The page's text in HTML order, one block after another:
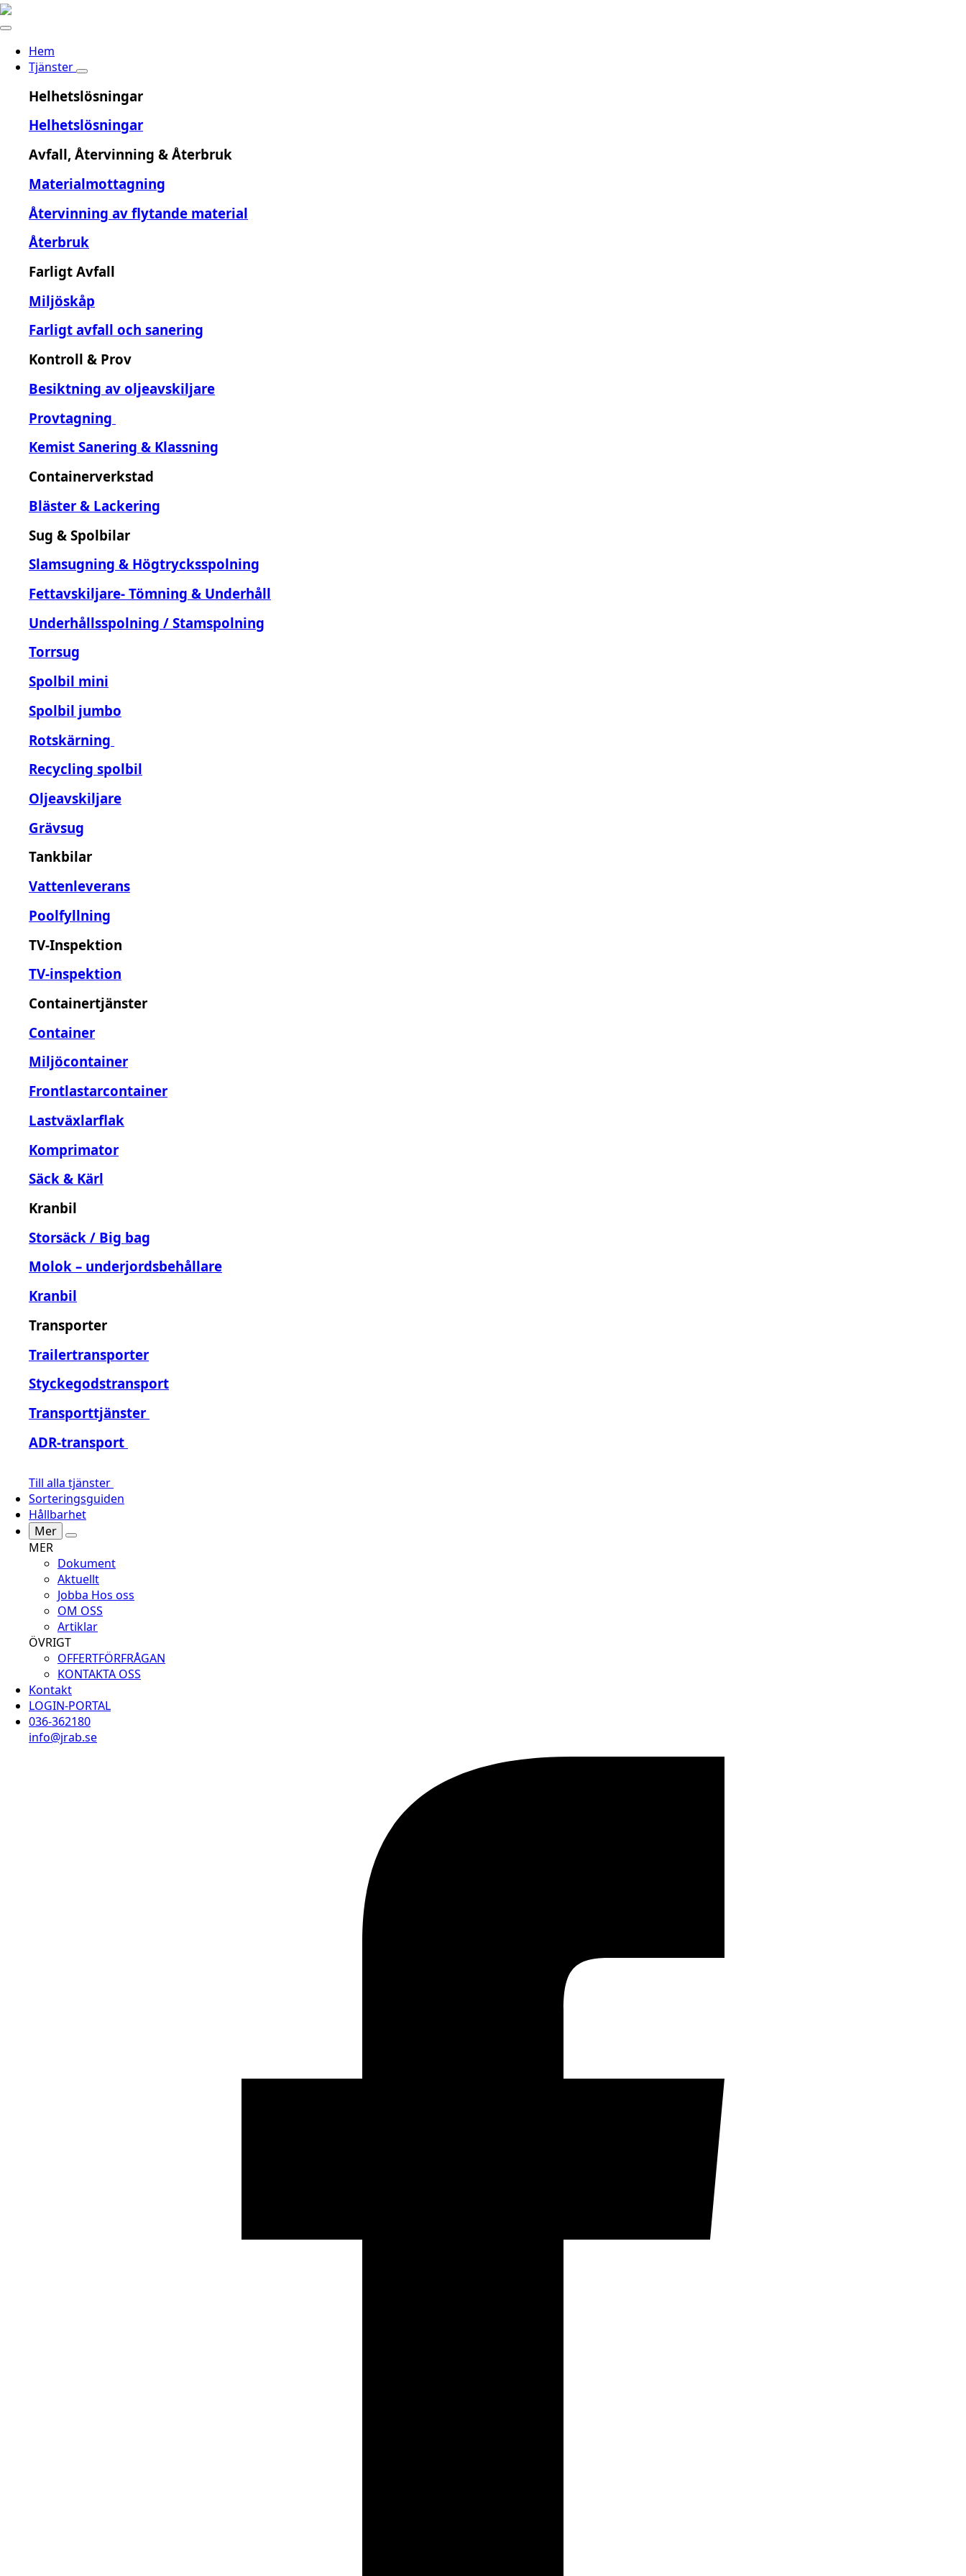
Hem
Tjänster
Helhetslösningar
Helhetslösningar
Avfall, Återvinning & Återbruk
Materialmottagning
Återvinning av flytande material
Återbruk
Farligt Avfall
Miljöskåp
Farligt avfall och sanering
Kontroll & Prov
Besiktning av oljeavskiljare
Provtagning
Kemist Sanering & Klassning
Containerverkstad
Bläster & Lackering
Sug & Spolbilar
Slamsugning & Högtrycksspolning
Fettavskiljare- Tömning & Underhåll
Underhållsspolning / Stamspolning
Torrsug
Spolbil mini
Spolbil jumbo
Rotskärning
Recycling spolbil
Oljeavskiljare
Grävsug
Tankbilar
Vattenleverans
Poolfyllning
TV-Inspektion
TV-inspektion
Containertjänster
Container
Miljöcontainer
Frontlastarcontainer
Lastväxlarflak
Komprimator
Säck & Kärl
Kranbil
Storsäck / Big bag
Molok – underjordsbehållare
Kranbil
Transporter
Trailertransporter
Styckegodstransport
Transporttjänster
ADR-transport
Till alla tjänster
Sorteringsguiden
Hållbarhet
Mer
MER
Dokument
Aktuellt
Jobba Hos oss
OM OSS
Artiklar
ÖVRIGT
OFFERTFÖRFRÅGAN
KONTAKTA OSS
Kontakt
LOGIN-PORTAL
036-362180
info@jrab.se